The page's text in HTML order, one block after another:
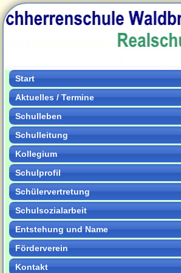
Start
Aktuelles / Termine
Schulleben
Schulleitung
Kollegium
Schulprofil
Schülervertretung
Schulsozialarbeit
Entstehung und Name
Förderverein
Kontakt